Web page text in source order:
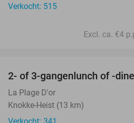
Verkocht: 515
Excl. ca. €4
2- of 3-gangenlunch of -
La Plage D'or
Knokke-Heist (13 km)